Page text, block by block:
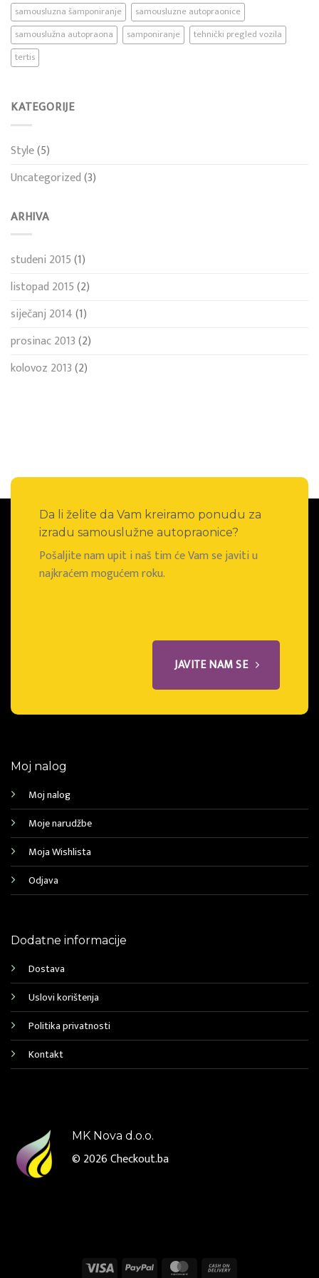
samousluzna šamponiranje
samousluzne autopraonice
samouslužna autopraona
samponiranje
tehnički pregled vozila
tertis
KATEGORIJE
Style(5)
Uncategorized(3)
ARHIVA
studeni 2015(1)
listopad 2015(2)
siječanj 2014(1)
prosinac 2013(2)
kolovoz 2013(2)
Da li želite da Vam kreiramo ponudu za
izradu samouslužne autopraonice?
Pošaljite nam upit i naš tim će Vam se javiti u
najkraćem mogućem roku.
JAVITE NAM SE
Moj nalog
Moj nalog
Moje narudžbe
Moja Wishlista
Odjava
Dodatne informacije
Dostava
Uslovi korištenja
Politika privatnosti
Kontakt
MK Nova d.o.o.
© 2026Checkout.ba